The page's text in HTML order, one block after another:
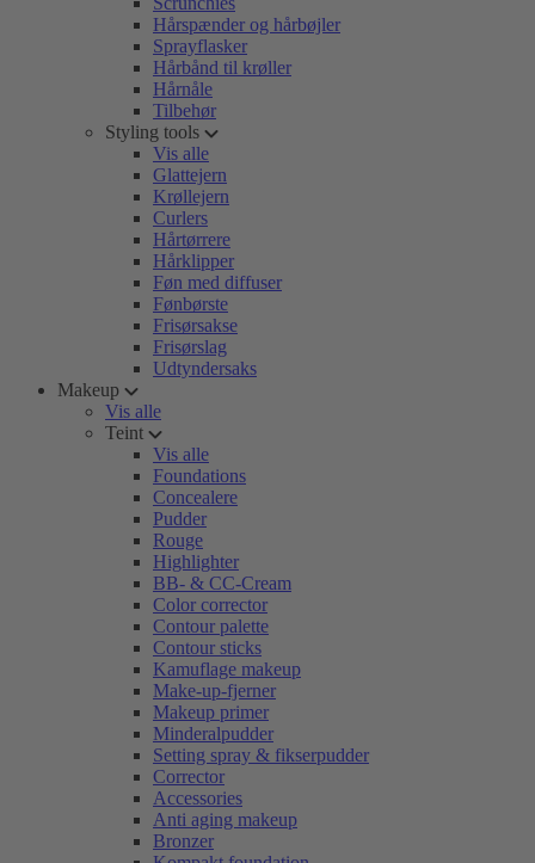
Hårspænder og hårbøjler
Sprayflasker
Hårbånd til krøller
Hårnåle
Tilbehør
Styling tools
Vis alle
Glattejern
Krøllejern
Curlers
Hårtørrere
Hårklipper
Føn med diffuser
Fønbørste
Frisørsakse
Frisørslag
Udtyndersaks
Makeup
Vis alle
Teint
Vis alle
Foundations
Concealere
Pudder
Rouge
Highlighter
BB- & CC-Cream
Color corrector
Contour palette
Contour sticks
Kamuflage makeup
Make-up-fjerner
Makeup primer
Minderalpudder
Setting spray & fikserpudder
Corrector
Accessories
Anti aging makeup
Bronzer